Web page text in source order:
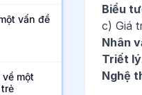
Biểu
c) Giá
Nhân
Triết
Nghệ
vấn đề
một